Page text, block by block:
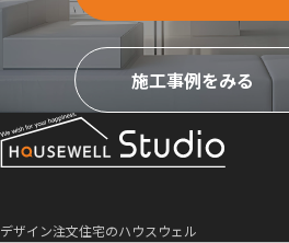
施工事例をみる
デザイン注文住宅のハウスウェル